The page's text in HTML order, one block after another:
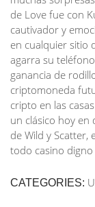
de Love fue con
cautivador y
en cualquier sitio
agarra su
ganancia de
criptomoneda
cripto en las
un clásico hoy
de Wild y
todo casino
CATEGORIES: